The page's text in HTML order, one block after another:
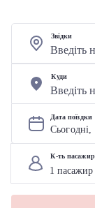
Звідки
Куди
Дата поїздки
Сьогодні,
К-ть